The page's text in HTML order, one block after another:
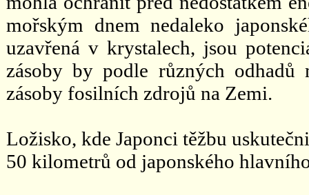
mořským dnem nedaleko
uzavřená v krystalech, jsou
zásoby by podle různých odhadů
zásoby fosilních zdrojů na Zemi.
Ložisko, kde Japonci těžbu
50 kilometrů od japonského